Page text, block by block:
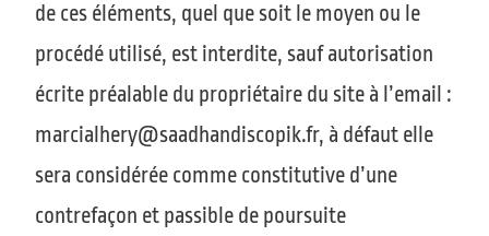
de ces éléments, quel que soit le moyen ou le
procédé utilisé, est interdite, sauf autorisation
écrite préalable du propriétaire du site à l’email :
marcialhery@saadhandiscopik.fr, à défaut elle
sera considérée comme constitutive d’une
contrefaçon et passible de poursuite